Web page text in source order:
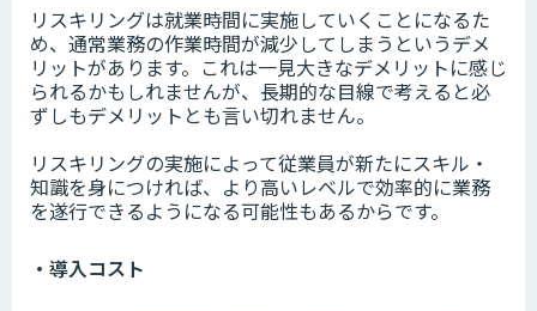
リスキリングは就業時間に実施していくことになるた
め、通常業務の作業時間が減少してしまうというデメ
リットがあります。これは一見大きなデメリットに感じ
られるかもしれませんが、長期的な目線で考えると必
ずしもデメリットとも言い切れません。
リスキリングの実施によって従業員が新たにスキル・
知識を身につければ、より高いレベルで効率的に業務
を遂行できるようになる可能性もあるからです。
・導入コスト